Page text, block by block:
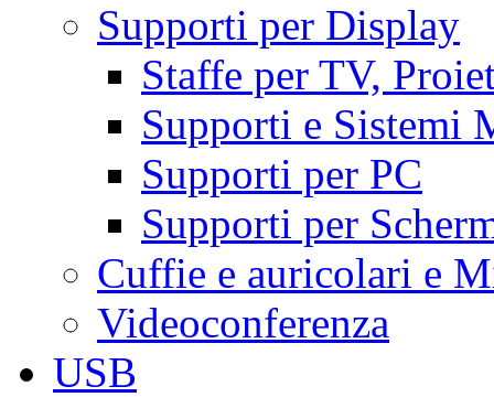
Supporti per Display
Staffe per TV,
Supporti e Sistemi
Supporti per PC
Supporti per
Cuffie e auricolari e
Videoconferenza
USB